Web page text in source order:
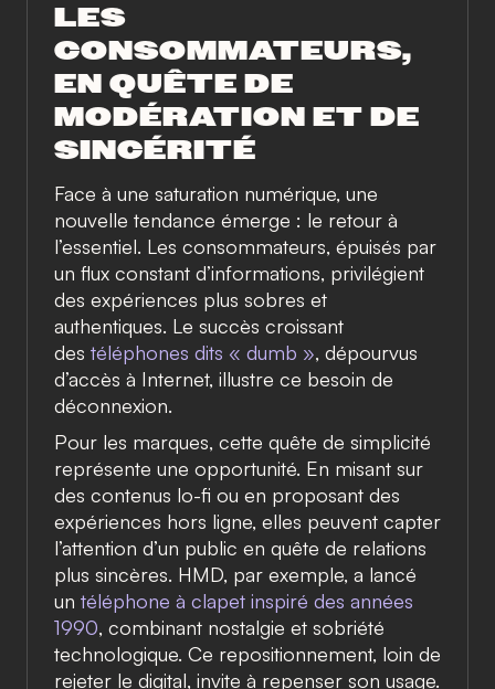
LES
CONSOMMATEURS,
EN QUÊTE DE
MODÉRATION ET DE
SINCÉRITÉ
Face à une saturation numérique, une
nouvelle tendance émerge : le retour à
l’essentiel. Les consommateurs, épuisés par
un flux constant d’informations, privilégient
des expériences plus sobres et
authentiques. Le succès croissant
des téléphones dits « dumb », dépourvus
d’accès à Internet, illustre ce besoin de
déconnexion.
Pour les marques, cette quête de simplicité
représente une opportunité. En misant sur
des contenus lo-fi ou en proposant des
expériences hors ligne, elles peuvent capter
l’attention d’un public en quête de relations
plus sincères. HMD, par exemple, a lancé
un téléphone à clapet inspiré des années
1990, combinant nostalgie et sobriété
technologique. Ce repositionnement, loin de
rejeter le digital, invite à repenser son usage.